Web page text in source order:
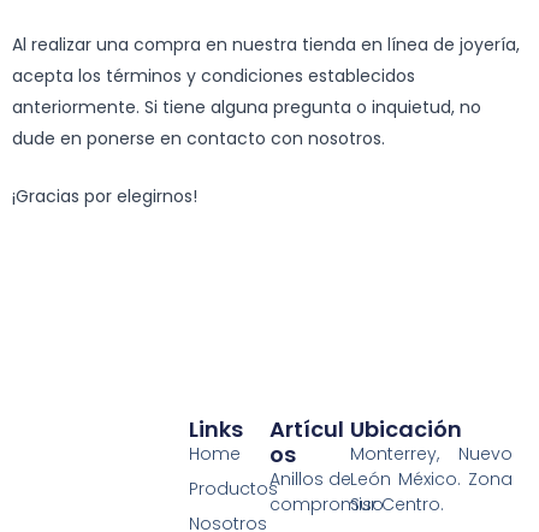
Al realizar una compra en nuestra tienda en línea de joyería,
acepta los términos y condiciones establecidos
anteriormente. Si tiene alguna pregunta o inquietud, no
dude en ponerse en contacto con nosotros.
¡Gracias por elegirnos!
Artícul
Os
Anillos de
compromiso
Links
Home
Productos
Nosotros
Ubicación
Monterrey, Nuevo
León México. Zona
Sur Centro.